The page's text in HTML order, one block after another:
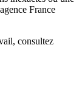
France
, consultez